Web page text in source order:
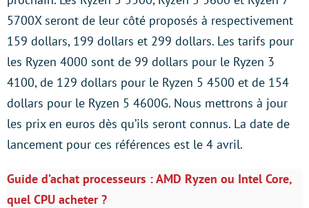
5700X seront de leur côté proposés à respectivement
159 dollars, 199 dollars et 299 dollars. Les tarifs pour
les Ryzen 4000 sont de 99 dollars pour le Ryzen 3
4100, de 129 dollars pour le Ryzen 5 4500 et de 154
dollars pour le Ryzen 5 4600G. Nous mettrons à jour
les prix en euros dès qu’ils seront connus. La date de
lancement pour ces références est le 4 avril.
Guide d’achat processeurs : AMD Ryzen ou Intel Core,
quel CPU acheter ?